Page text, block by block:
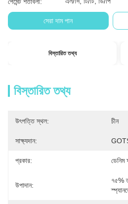
সেরা দাম পান
বিস্তারিত তথ্য
বিস্তারিত তথ্য
উৎপত্তি স্থল: চীন
সাক্ষ্যদান:
প্রকার: ডেনিম
উপাদান:
৭৫%